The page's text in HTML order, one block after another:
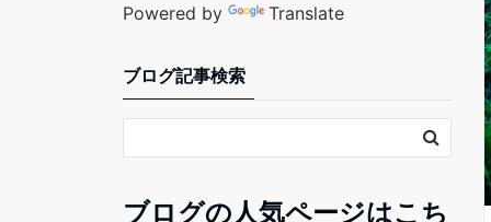
Powered by Translate
ブログ記事検索
ブログの人気ページはこち